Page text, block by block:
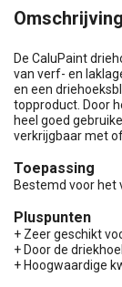
Omschrijving
De CaluPaint
van verf- en
en een
topproduct. Door
heel goed
verkrijgbaar met
Toepassing
Bestemd voor het
Pluspunten
+ Zeer geschikt
+ Door de
+ Hoogwaardige